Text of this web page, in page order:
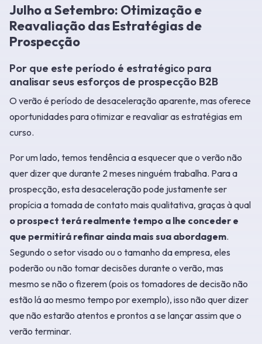
Julho a Setembro: Otimização e
Reavaliação das Estratégias de
Prospecção
Por que este período é estratégico para
analisar seus esforços de prospecção B2B
O verão é período de desaceleração aparente, mas oferece
oportunidades para otimizar e reavaliar as estratégias em
curso.
Por um lado, temos tendência a esquecer que o verão não
quer dizer que durante 2 meses ninguém trabalha. Para a
prospecção, esta desaceleração pode justamente ser
propícia a tomada de contato mais qualitativa, graças à qual
o prospect terá realmente tempo a lhe conceder e
que permitirá refinar ainda mais sua abordagem.
Segundo o setor visado ou o tamanho da empresa, eles
poderão ou não tomar decisões durante o verão, mas
mesmo se não o fizerem (pois os tomadores de decisão não
estão lá ao mesmo tempo por exemplo), isso não quer dizer
que não estarão atentos e prontos a se lançar assim que o
verão terminar.